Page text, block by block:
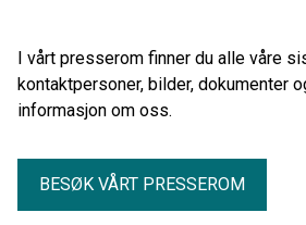
I vårt presserom finner du alle våre
kontaktpersoner, bilder, dokumenter
informasjon om oss.
BESØK VÅRT PRESSEROM